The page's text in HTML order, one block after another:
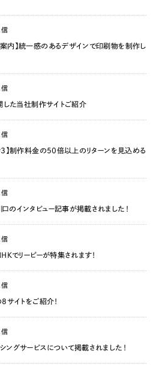
内】統一感のあるデザインで印刷物を制作し
した当社制作サイトご紹介
3】制作料金の50倍以上のリターンを見込める
のインタビュー記事が掲載されました！
でリーピーが特集されます！
サイトをご紹介！
ングサービスについて掲載されました！